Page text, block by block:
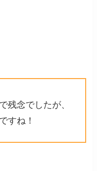
残念でしたが、
すね！